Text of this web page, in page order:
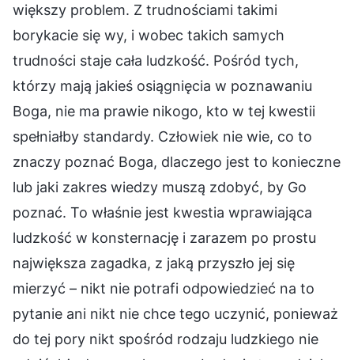
większy problem. Z trudnościami takimi
borykacie się wy, i wobec takich samych
trudności staje cała ludzkość. Pośród tych,
którzy mają jakieś osiągnięcia w poznawaniu
Boga, nie ma prawie nikogo, kto w tej kwestii
spełniałby standardy. Człowiek nie wie, co to
znaczy poznać Boga, dlaczego jest to konieczne
lub jaki zakres wiedzy muszą zdobyć, by Go
poznać. To właśnie jest kwestia wprawiająca
ludzkość w konsternację i zarazem po prostu
największa zagadka, z jaką przyszło jej się
mierzyć – nikt nie potrafi odpowiedzieć na to
pytanie ani nikt nie chce tego uczynić, ponieważ
do tej pory nikt spośród rodzaju ludzkiego nie